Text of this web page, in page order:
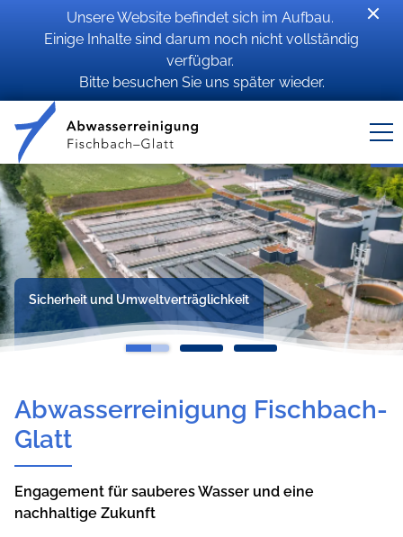
Unsere Website befindet sich im Aufbau.
Einige Inhalte sind darum noch nicht vollständig
verfügbar.
Bitte besuchen Sie uns später wieder.
Sicherheit und Umweltverträglichkeit
Abwasserreinigung Fischbach-
Glatt
Engagement für sauberes Wasser und eine
nachhaltige Zukunft